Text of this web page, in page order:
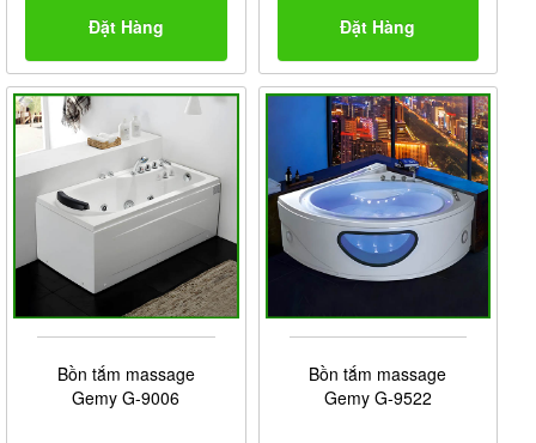
Đặt Hàng Đặt Hàng
Bồn tắm massage
Gemy G-9006
Bồn tắm massage
Gemy G-9522